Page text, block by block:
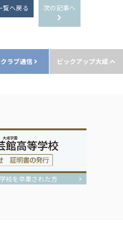
覧へ戻る 次の記事へ
ラブ通信 ピックアップ大成
校を卒業された方